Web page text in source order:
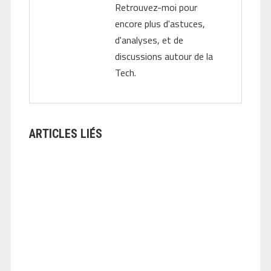
Retrouvez-moi pour
encore plus d'astuces,
d'analyses, et de
discussions autour de la
Tech.
ARTICLES LIÉS